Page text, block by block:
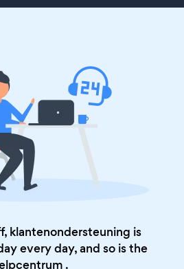
klantenondersteuning is
every day, and so is the
.